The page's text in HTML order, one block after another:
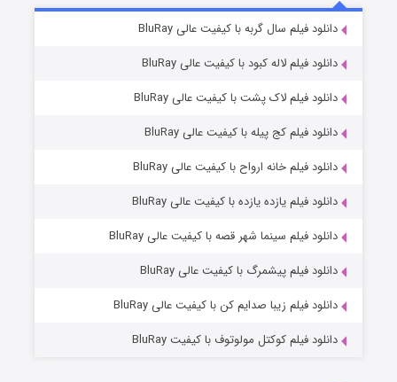
قسمت۶ (زیرنویس) منتشر شد دانلود فیلم سال گربه با کیفیت عالی BluRay
دانلود فیلم لاله کبود با کیفیت عالی BluRay
دانلود فیلم لاک پشت با کیفیت عالی BluRay
دانلود فیلم کج‌ پیله با کیفیت عالی BluRay
دانلود فیلم خانه ارواح با کیفیت عالی BluRay
دانلود فیلم یازده یازده با کیفیت عالی BluRay
دانلود فیلم سینما شهر قصه با کیفیت عالی BluRay
دانلود فیلم پیشمرگ با کیفیت عالی BluRay
دانلود فیلم زیبا صدایم کن با کیفیت عالی BluRay
دانلود فیلم کوکتل مولوتوف با کیفیت BluRay